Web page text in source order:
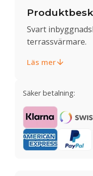
Svart
terrassvärmare.
Läs mer
Säker betalning: